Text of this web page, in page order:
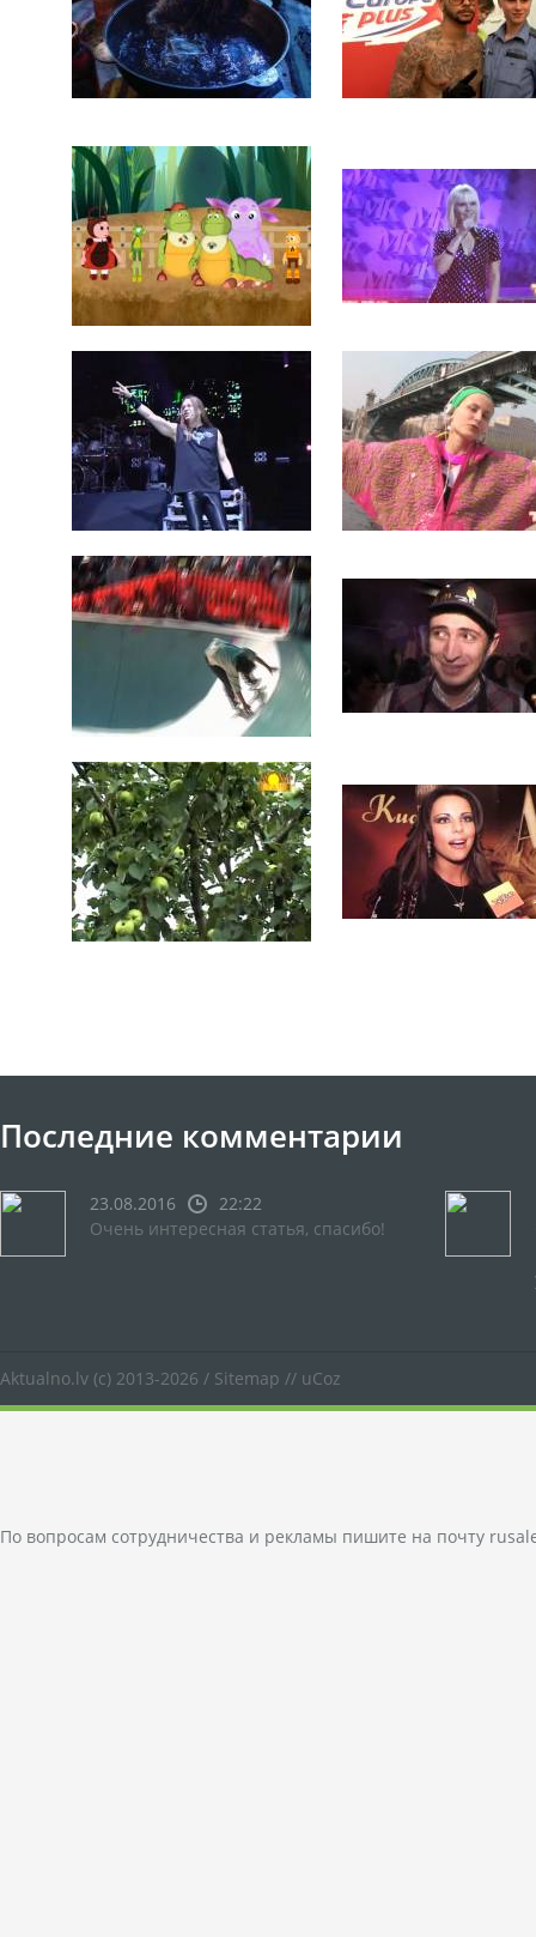
Последние комментарии
23.08.2016
22:22
Очень интересная статья, спасибо!
Aktualno.lv (c) 2013-2026 / Sitemap // uCoz
По вопросам сотрудничества и рекламы пишите на почту